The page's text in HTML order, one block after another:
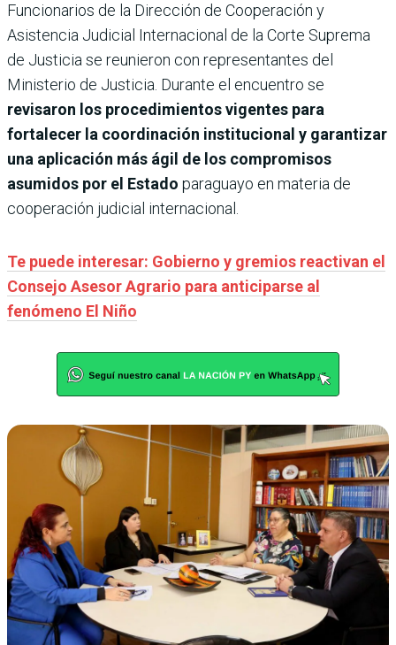
Funcionarios de la Dirección de Cooperación y
Asistencia Judicial Internacional de la Corte Suprema
de Justicia se reunieron con representantes del
Ministerio de Justicia. Durante el encuentro se
revisaron los procedimientos vigentes para
fortalecer la coordinación institucional y garantizar
una aplicación más ágil de los compromisos
asumidos por el Estado paraguayo en materia de
cooperación judicial internacional.
Te puede interesar: Gobierno y gremios reactivan el
Consejo Asesor Agrario para anticiparse al
fenómeno El Niño